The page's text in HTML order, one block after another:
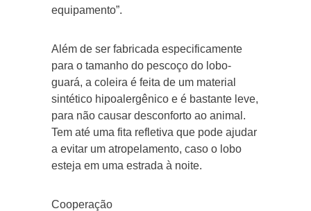
equipamento”.
Além de ser fabricada especificamente
para o tamanho do pescoço do lobo-
guará, a coleira é feita de um material
sintético hipoalergênico e é bastante leve,
para não causar desconforto ao animal.
Tem até uma fita refletiva que pode ajudar
a evitar um atropelamento, caso o lobo
esteja em uma estrada à noite.
Cooperação